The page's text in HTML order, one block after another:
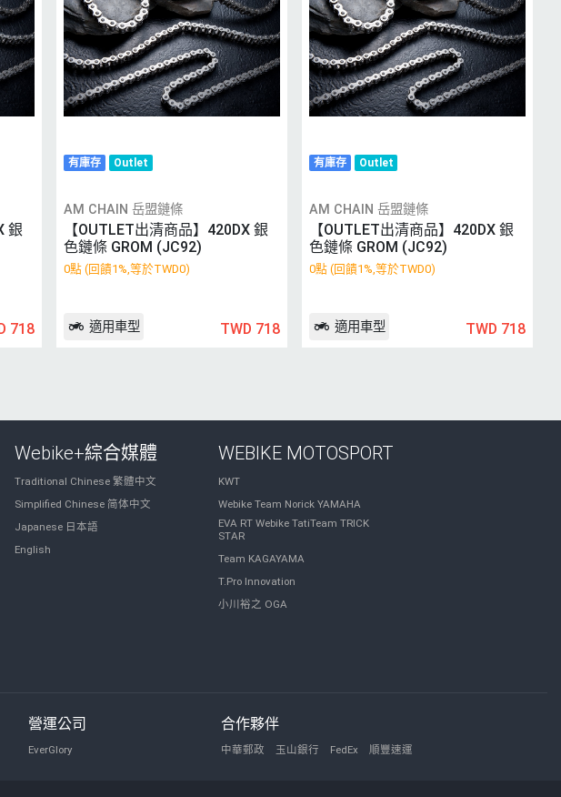
銀
718
有庫存 Outlet
AM CHAIN 岳盟鏈條
【OUTLET出清商品】420DX 銀
色鏈條 GROM (JC92)
0點 (回饋1%,等於TWD0)
適用車型 TWD 718
有庫存 Outlet
AM CHAIN 岳盟鏈條
【OUTLET出清商品】420DX 銀
色鏈條 GROM (JC92)
0點 (回饋1%,等於TWD0)
適用車型 TWD 718
Webike+綜合媒體
Traditional Chinese 繁體中文
Simplified Chinese 简体中文
Japanese 日本語
English
WEBIKE MOTOSPORT
KWT
Webike Team Norick YAMAHA
EVA RT Webike TatiTeam TRICK
STAR
Team KAGAYAMA
T.Pro Innovation
小川裕之 OGA
營運公司
EverGlory
合作夥伴
中華郵政 玉山銀行 FedEx 順豐速運